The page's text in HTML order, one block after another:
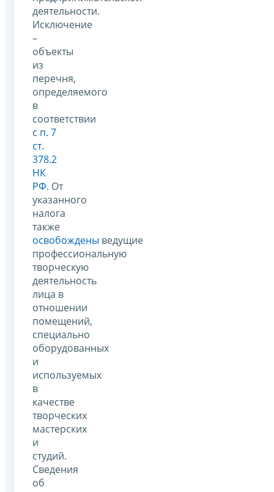
деятельности.
Исключение
–
объекты
из
перечня,
определяемого
в
соответствии
с п. 7
ст.
378.2
НК
РФ. От
указанного
налога
также
освобождены ведущие
профессиональную
творческую
деятельность
лица в
отношении
помещений,
специально
оборудованных
и
используемых
в
качестве
творческих
мастерских
и
студий.
Сведения
об